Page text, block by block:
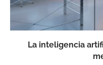
La inteligencia